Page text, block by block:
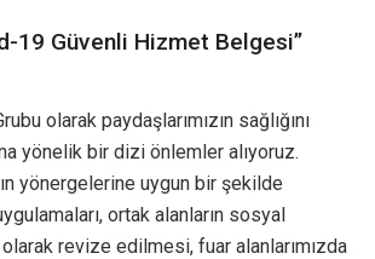
19 Güvenli Hizmet Belgesi”
olarak paydaşlarımızın sağlığını
yönelik bir dizi önlemler alıyoruz.
yönergelerine uygun bir şekilde
ortak alanların sosyal
revize edilmesi, fuar alanlarımızda